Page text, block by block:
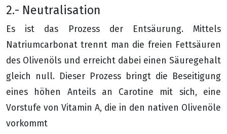
2.- Neutralisation
Es ist das Prozess der Entsäurung. Mittels
Natriumcarbonat trennt man die freien Fettsäuren
des Olivenöls und erreicht dabei einen Säuregehalt
gleich null. Dieser Prozess bringt die Beseitigung
eines höhen Anteils an Carotine mit sich, eine
Vorstufe von Vitamin A, die in den nativen Olivenöle
vorkommt